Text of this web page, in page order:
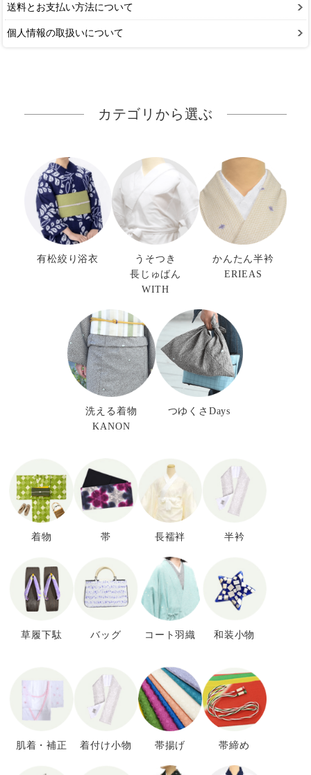
送料とお支払い方法について
個人情報の取扱いについて
カテゴリから選ぶ
有松絞り浴衣
うそつき
長じゅばん
WITH
かんたん半衿
ERIEAS
洗える着物
KANON
つゆくさDays
着物 帯 長襦袢 半衿
草履下駄 バッグ コート羽織 和装小物
肌着・補正 着付け小物 帯揚げ 帯締め